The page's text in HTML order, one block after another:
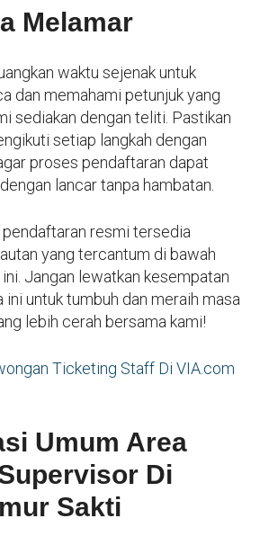
Melamar
waktu sejenak untuk
dan memahami petunjuk yang
sediakan dengan teliti. Pastikan
setiap langkah dengan
proses pendaftaran dapat
lancar tanpa hambatan.
resmi tersedia
yang tercantum di bawah
ini. Jangan lewatkan kesempatan
ini untuk tumbuh dan meraih masa
lebih cerah bersama kami!
Ticketing Staff Di VIA.com
Umum Area
Di
Sakti